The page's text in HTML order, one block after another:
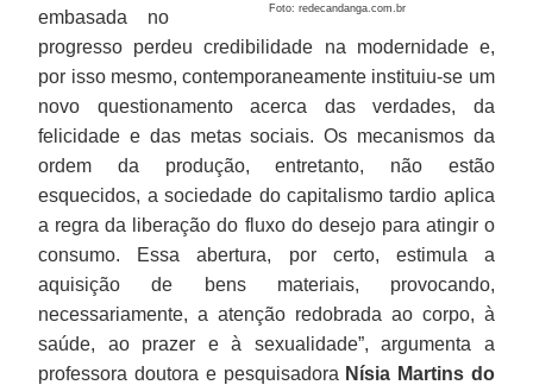
Foto: redecandanga.com.br
embasada no
progresso perdeu credibilidade na modernidade e,
por isso mesmo, contemporaneamente instituiu-se um
novo questionamento acerca das verdades, da
felicidade e das metas sociais. Os mecanismos da
ordem da produção, entretanto, não estão
esquecidos, a sociedade do capitalismo tardio aplica
a regra da liberação do fluxo do desejo para atingir o
consumo. Essa abertura, por certo, estimula a
aquisição de bens materiais, provocando,
necessariamente, a atenção redobrada ao corpo, à
saúde, ao prazer e à sexualidade”, argumenta a
professora doutora e pesquisadora Nísia Martins do